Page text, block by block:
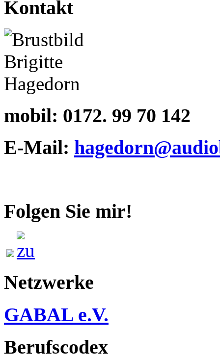
Kontakt
mobil: 0172. 99 70 142
E-Mail:
Folgen Sie mir!
Netzwerke
GABAL e.V.
Berufscodex